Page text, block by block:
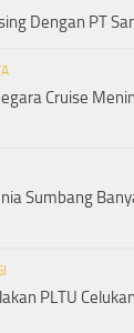
Dengan PT
Cruise
Sumbang
PLTU